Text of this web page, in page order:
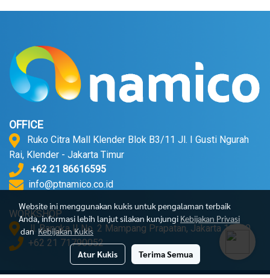
OFFICE
Ruko Citra Mall Klender Blok B3/11 Jl. I Gusti Ngurah
Rai, Klender - Jakarta Timur
+62 21 86616595
info@ptnamico.co.id
WORKSHOP
Jl. Bangka II No. 2 Mampang Prapatan, Jakarta 12720.
+62 21 71790052
Website ini menggunakan kukis untuk pengalaman terbaik
Anda, informasi lebih lanjut silakan kunjungi Kebijakan Privasi
dan Kebijakan Kukis
Atur Kukis Terima Semua